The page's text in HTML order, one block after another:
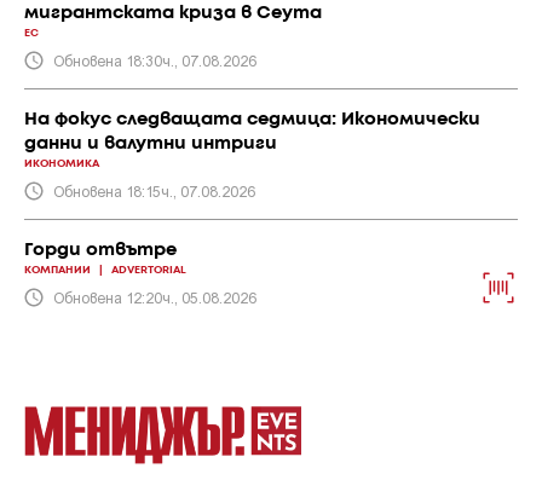
мигрантската криза в Сеута
ЕС
Обновена 18:30ч., 07.08.2026
На фокус следващата седмица: Икономически
данни и валутни интриги
ИКОНОМИКА
Обновена 18:15ч., 07.08.2026
Горди отвътре
КОМПАНИИ ADVERTORIAL
Обновена 12:20ч., 05.08.2026